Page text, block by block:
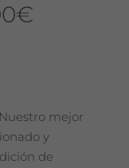
€
mejor
y
de